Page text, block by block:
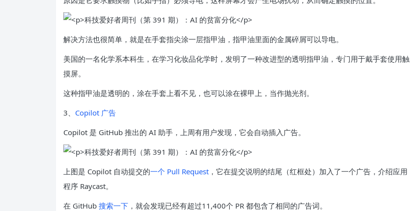
解决方法也很简单，就是在手套指尖涂一层指甲油，指甲油里面的金属碎屑可以导电。
美国的一名化学系本科生，在学习化妆品化学时，发明了一种改进型的透明指甲油，专门用于戴手套使用触
摸屏。
这种指甲油是透明的，涂在手套上看不见，也可以涂在裸甲上，当作抛光剂。
3、 Copilot 广告
Copilot 是 GitHub 推出的 AI 助手，上周有用户发现，它会自动插入广告。
上图是 Copilot 自动提交的一个 Pull Request ，它在提交说明的结尾（红框处）加入了一个广告，介绍应用
程序 Raycast。
在 GitHub 搜索一下 ，就会发现已经有超过11,400个 PR 都包含了相同的广告词。